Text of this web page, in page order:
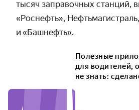
тысяч заправочных станций,
«Роснефть»,
и «Башнефть».
Полезные
для водителей,
не знать: